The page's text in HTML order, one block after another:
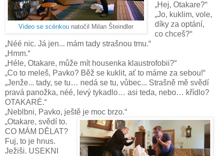
Video se scénkou natočil Milan Šteindler
„Hej, Otakare?“
„Jo, kuklim, vole,
díky za optání,
co chceš?“
„Néé nic. Já jen... mám tady strašnou tmu.“
„Hmm.“
„Héle, Otakare, může mít housenka klaustrofobii?“
„Co to meleš, Pavko? Běž se kuklit, ať to máme za sebou!“
„Jenže... tady, se tu… nedá se tu, vůbec... Strašně mě svědí
pravá panožka, néé, levý tykadlo… asi teda, nebo… křídlo?
OTAKARÉ.“
„Neblbni, Pavko, ještě je moc brzo.“
„Otakare, svědí to.
CO MÁM DĚLAT?
Fuj, to je hnus.
Ježiši. USEKNI